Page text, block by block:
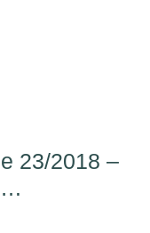
23/2018 –
…